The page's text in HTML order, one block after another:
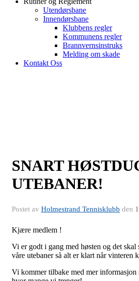
Utendørsbane
Innendørsbane
Klubbens regler
Kommunens regler
Brannvernsinstruks
Melding om skade
Kontakt Oss
SNART
UTEBANER!
Postet av Holmestrand Tennisklubb den
Kjære medlem !
Vi er godt i gang med høsten og det skal
våre utebaner så alt er klart når vinteren
Vi kommer tilbake med mer informasjon